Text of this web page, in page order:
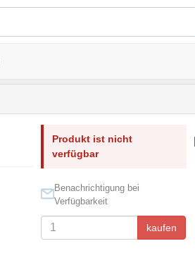
Produkt ist nicht
verfügbar
Benachrichtigung bei
Verfügbarkeit
kaufen